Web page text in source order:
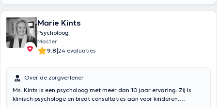
Marie Kints
Psycholoog
Master
9.8|24 evaluaties
Over de zorgverlener
Ms. Kints is een psycholoog met meer dan 10 jaar ervaring. Zij is
klinisch psychologe en biedt consultaties aan voor kinderen,